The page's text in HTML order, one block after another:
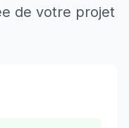
de votre projet